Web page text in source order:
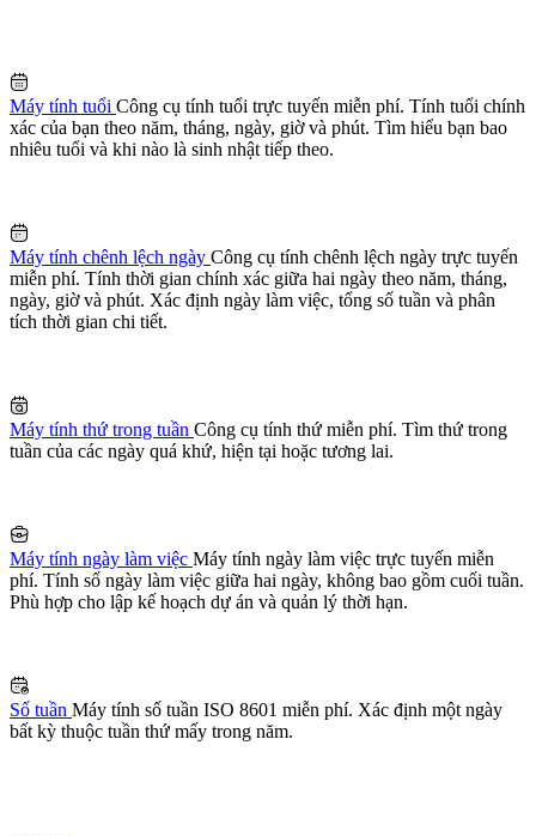
Máy tính tuổi Công cụ tính tuổi trực tuyến miễn phí. Tính tuổi chính
xác của bạn theo năm, tháng, ngày, giờ và phút. Tìm hiểu bạn bao
nhiêu tuổi và khi nào là sinh nhật tiếp theo.
Máy tính chênh lệch ngày Công cụ tính chênh lệch ngày trực tuyến
miễn phí. Tính thời gian chính xác giữa hai ngày theo năm, tháng,
ngày, giờ và phút. Xác định ngày làm việc, tổng số tuần và phân
tích thời gian chi tiết.
Máy tính thứ trong tuần Công cụ tính thứ miễn phí. Tìm thứ trong
tuần của các ngày quá khứ, hiện tại hoặc tương lai.
Máy tính ngày làm việc Máy tính ngày làm việc trực tuyến miễn
phí. Tính số ngày làm việc giữa hai ngày, không bao gồm cuối tuần.
Phù hợp cho lập kế hoạch dự án và quản lý thời hạn.
Số tuần Máy tính số tuần ISO 8601 miễn phí. Xác định một ngày
bất kỳ thuộc tuần thứ mấy trong năm.